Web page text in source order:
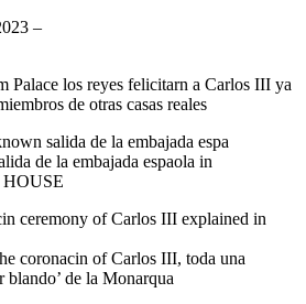
–
de otras casas reales
de la embajada espaola in
ceremony of Carlos III explained in
coronacin of Carlos III, toda una
blando’ de la Monarqua